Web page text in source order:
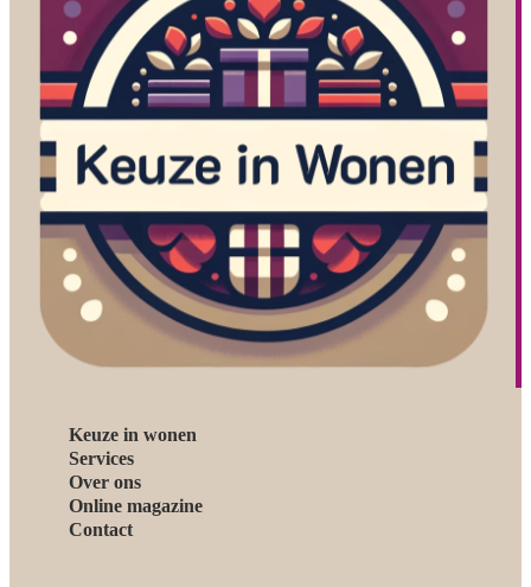
Keuze in wonen
Services
Over ons
Online magazine
Contact